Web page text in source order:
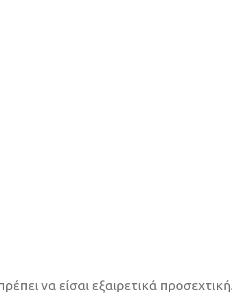
να είσαι εξαιρετικά